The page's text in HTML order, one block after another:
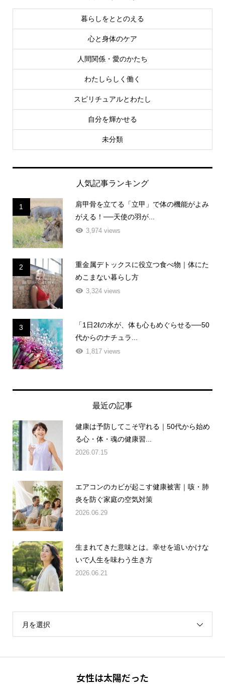
暮らしをととのえる
心と身体のケア
人間関係・愛のかたち
わたしらしく働く
スピリチュアルとわたし
自分を輝かせる
未分類
人気記事ランキング
1
肩甲骨を立てる「立甲」で体の機能がよみ
がえる！──天使の羽が...
3,974 views
2
重金属デトックスに役立つ食べ物｜体にた
めこまない暮らし方
3,324 views
3
「1日2ℓの水が、体も心もめぐらせる──50
代からのナチュラ...
1,817 views
最近の記事
健康は予防してこそ守れる｜50代から始め
る心・体・魂の健康習...
2026.07.15
エアコンのカビが起こす健康被害｜咳・肺
炎を防ぐ家庭の空気対策
2026.06.29
生まれてきた意味とは。幸せを追いかけな
いで人生を味わう生き方
2026.06.21
月を選択
女性は太陽だった